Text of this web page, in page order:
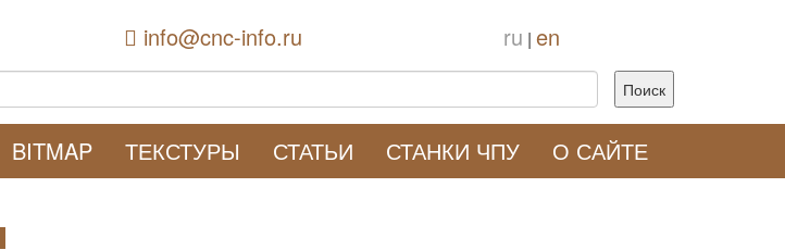
info@cnc-info.ru ru | en
BITMAP ТЕКСТУРЫ СТАТЬИ СТАНКИ ЧПУ О САЙТЕ